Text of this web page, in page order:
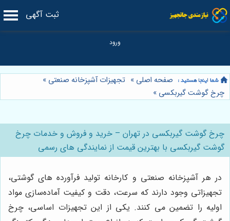
ثبت آگهی
صفحه اصلی » تجهیزات آشپزخانه صنعتی »
چرخ گوشت گیربکسی »
چرخ گوشت گیربکسی در تهران – خرید و فروش و خدمات چرخ
گوشت گیربکسی با بهترین قیمت از نمایندگی های رسمی
در هر آشپزخانه صنعتی و کارخانه تولید فرآورده‌ های گوشتی،
تجهیزاتی وجود دارند که سرعت، دقت و کیفیت آماده‌سازی مواد
اولیه را تضمین می کنند. یکی از این تجهیزات اساسی، چرخ